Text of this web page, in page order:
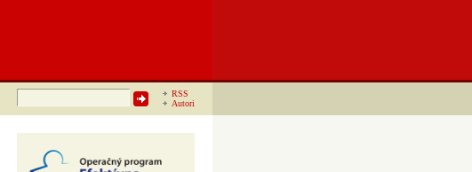
RSS
Autori
Hľadať: